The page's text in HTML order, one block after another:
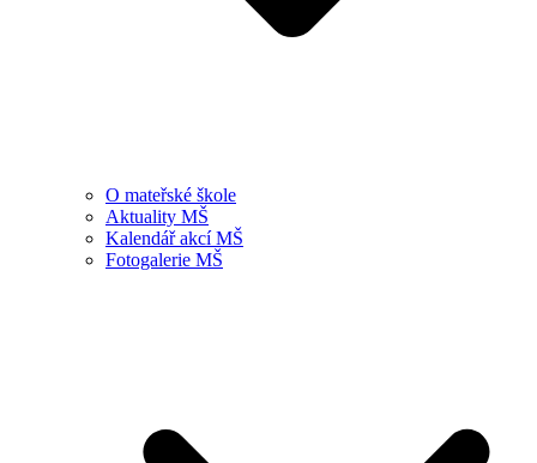
O mateřské škole
Aktuality MŠ
Kalendář akcí MŠ
Fotogalerie MŠ